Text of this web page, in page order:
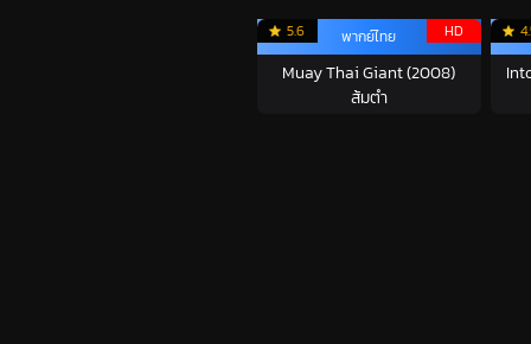
5.6 HD
พากย์ไทย
Muay Thai Giant (2008)
ส้มตำ